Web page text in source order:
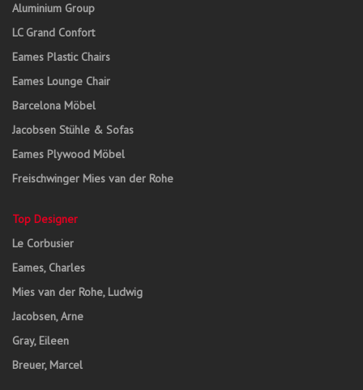
Aluminium Group
LC Grand Confort
Eames Plastic Chairs
Eames Lounge Chair
Barcelona Möbel
Jacobsen Stühle & Sofas
Eames Plywood Möbel
Freischwinger Mies van der Rohe
Top Designer
Le Corbusier
Eames, Charles
Mies van der Rohe, Ludwig
Jacobsen, Arne
Gray, Eileen
Breuer, Marcel